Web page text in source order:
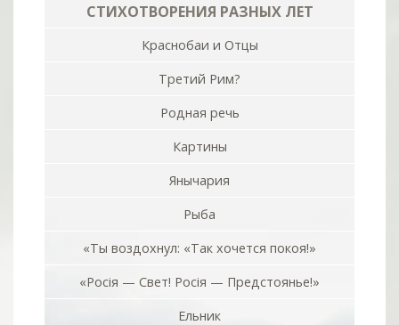
СТИХОТВОРЕНИЯ РАЗНЫХ ЛЕТ
Краснобаи и Отцы
Третий Рим?
Родная речь
Картины
Янычария
Рыба
«Ты воздохнул: «Так хочется покоя!»
«Росiя — Свет! Росiя — Предстоянье!»
Ельник